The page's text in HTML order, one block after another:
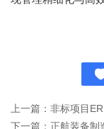
上一篇：非标项目
下一篇：正航装备制